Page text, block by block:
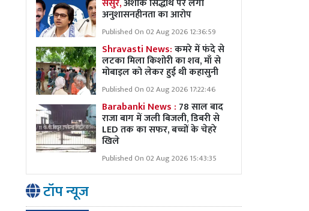
ससुर,अशोक सिद्धार्थ पर लगा
अनुशासनहीनता का आरोप
Published On 02 Aug 2026 12:36:59
Shravasti News:कमरे में फंदे से
लटका मिला किशोरी का शव, माँ से
मोबाइल को लेकर हुई थी कहासुनी
Published On 02 Aug 2026 17:22:46
Barabanki News : 78 साल बाद
राजा बाग में जली बिजली, डिबरी से
LED तक का सफर, बच्चों के चेहरे
खिले
Published On 02 Aug 2026 15:43:35
टॉप न्यूज